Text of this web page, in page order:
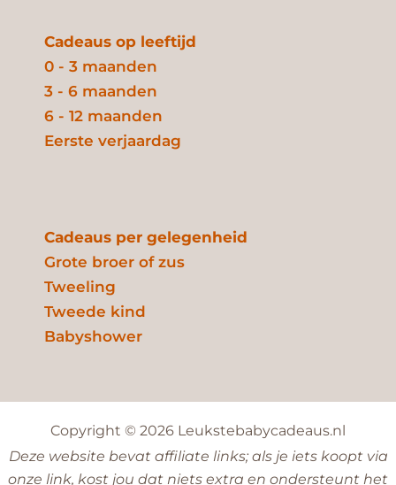
Cadeaus op leeftijd
0 - 3 maanden
3 - 6 maanden
6 - 12 maanden
Eerste verjaardag
Cadeaus per gelegenheid
Grote broer of zus
Tweeling
Tweede kind
Babyshower
Copyright © 2026 Leukstebabycadeaus.nl
Deze website bevat affiliate links; als je iets koopt via
onze link, kost jou dat niets extra en ondersteunt het